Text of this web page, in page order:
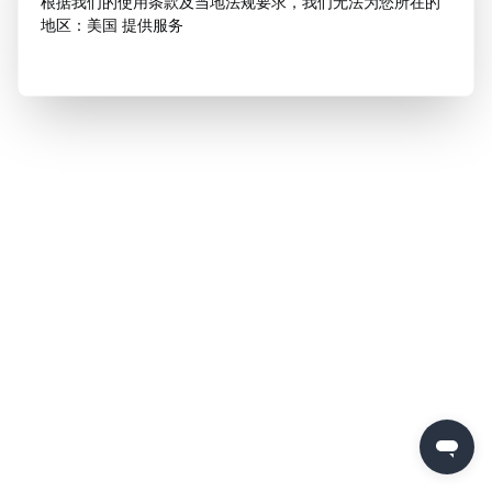
地区：美国 提供服务